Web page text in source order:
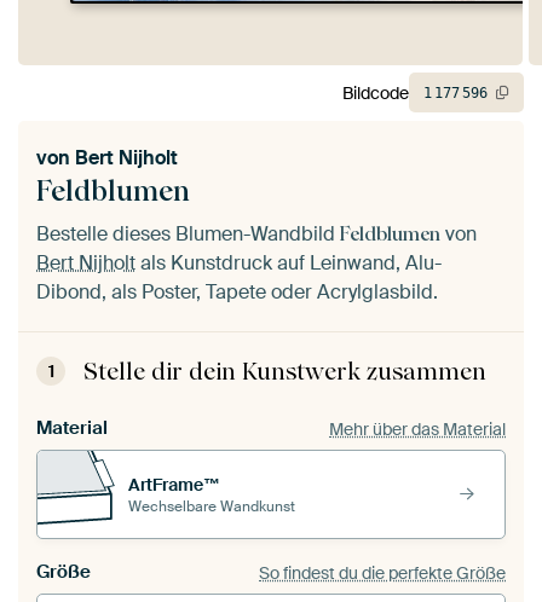
Feldblumen
von Bert Nijholt
Bestelle dieses Blumen-Wandbild Feldblumen von
Bert Nijholtals Kunstdruck auf Leinwand, Alu-
Dibond, als Poster, Tapete oder Acrylglasbild.
1 Stelle dir dein Kunstwerk zusammen
Material Mehr über das Material
ArtFrame™
Wechselbare Wandkunst
Größe So findest du die perfekte Größe
Bildcode 1 177596